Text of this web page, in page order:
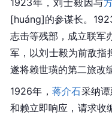
1923年，刘士毅因与
[huáng]的参谋长。
志击等残部，成立联军
军，以刘士毅为前敌指
遂将赖世璜的第二旅改
1926年， 蒋介石采纳
和赖立即响应，请求收